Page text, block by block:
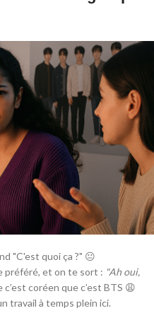
"C'est quoi ça ?" 😐
préféré, et on te sort : "Ah oui,
coréen que c’est BTS 😩
travail à temps plein ici.